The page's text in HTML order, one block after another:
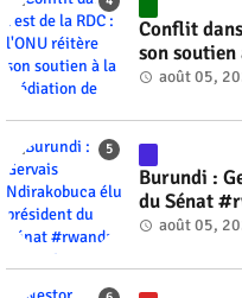
Conflit
son
août 05,
Burundi :
du Sénat
août 05,